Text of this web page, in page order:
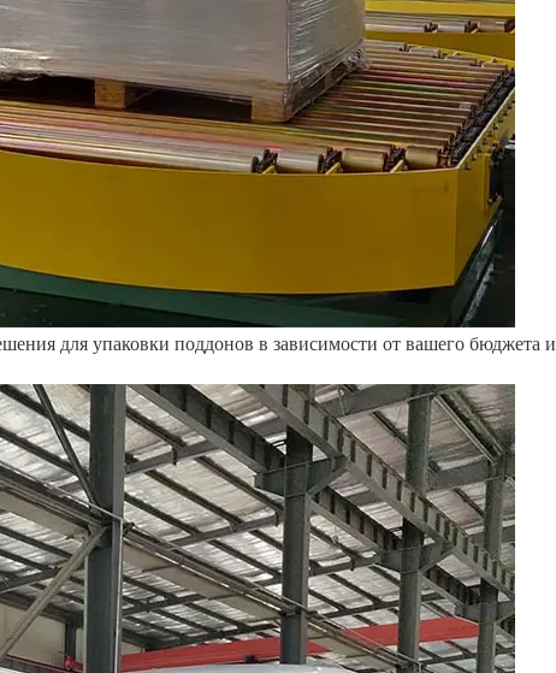
для упаковки поддонов в зависимости от вашего бюджета и